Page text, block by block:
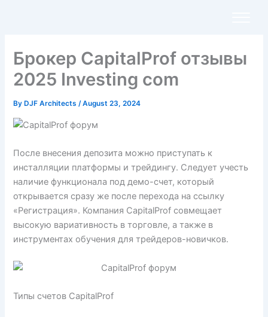
Брокер CapitalProf отзывы
2025 Investing com
By DJF Architects/August 23, 2024
После внесения депозита можно приступать к
инсталляции платформы и трейдингу. Следует учесть
наличие функционала под демо-счет, который
открывается сразу же после перехода на ссылку
«Регистрация». Компания CapitalProf совмещает
высокую вариативность в торговле, а также в
инструментах обучения для трейдеров-новичков.
Типы счетов CapitalProf